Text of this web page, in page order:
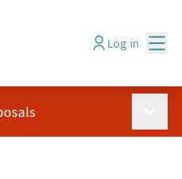
Log in